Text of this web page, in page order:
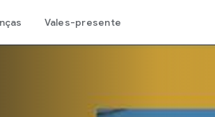
Vales-presente